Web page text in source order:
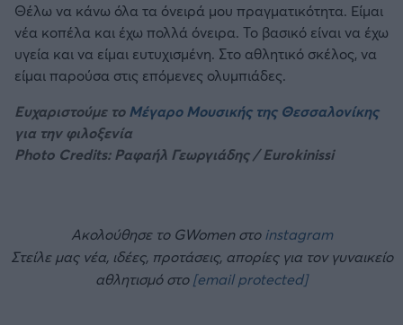
Θέλω να κάνω όλα τα όνειρά μου πραγματικότητα. Είμαι
νέα κοπέλα και έχω πολλά όνειρα. Το βασικό είναι να έχω
υγεία και να είμαι ευτυχισμένη. Στο αθλητικό σκέλος, να
είμαι παρούσα στις επόμενες ολυμπιάδες.
Ευχαριστούμε τοΜέγαρο Μουσικής της Θεσσαλονίκης
για την φιλοξενία
Photo Credits: Ραφαήλ Γεωργιάδης / Eurokinissi
Ακολούθησε το GWomen στοinstagram
Στείλε μας νέα, ιδέες, προτάσεις, απορίες για τον γυναικείο
αθλητισμό στο[email protected]